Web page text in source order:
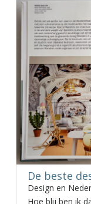
De beste
Design en
Hoe blij ben ik